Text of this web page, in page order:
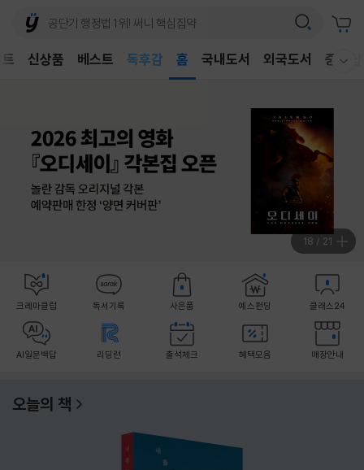
신상품 베스트
어린이
독후감
어린이
홈 국내도서 외국도서 중고샵
18 / 21
크레마클럽 독서기록 사은품 예스펀딩 클래스24
AI일문백답 리딩런 출석체크 혜택모음 매장안내
오늘의 책